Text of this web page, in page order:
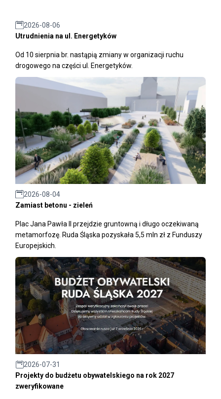
2026-08-06
Utrudnienia na ul. Energetyków
Od 10 sierpnia br. nastąpią zmiany w organizacji ruchu
drogowego na części ul. Energetyków.
2026-08-04
Zamiast betonu - zieleń
Plac Jana Pawła II przejdzie gruntowną i długo oczekiwaną
metamorfozę. Ruda Śląska pozyskała 5,5 mln zł z Funduszy
Europejskich.
2026-07-31
Projekty do budżetu obywatelskiego na rok 2027
zweryfikowane